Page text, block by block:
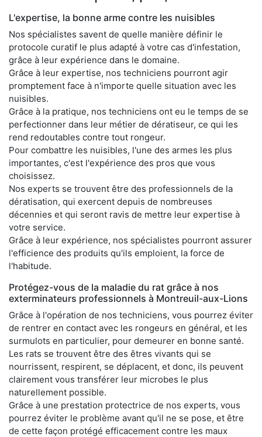
L'expertise, la bonne arme contre les nuisibles
Nos spécialistes savent de quelle manière définir le
protocole curatif le plus adapté à votre cas d'infestation,
grâce à leur expérience dans le domaine.
Grâce à leur expertise, nos techniciens pourront agir
promptement face à n'importe quelle situation avec les
nuisibles.
Grâce à la pratique, nos techniciens ont eu le temps de se
perfectionner dans leur métier de dératiseur, ce qui les
rend redoutables contre tout rongeur.
Pour combattre les nuisibles, l'une des armes les plus
importantes, c'est l'expérience des pros que vous
choisissez.
Nos experts se trouvent être des professionnels de la
dératisation, qui exercent depuis de nombreuses
décennies et qui seront ravis de mettre leur expertise à
votre service.
Grâce à leur expérience, nos spécialistes pourront assurer
l'efficience des produits qu'ils emploient, la force de
l'habitude.
Protégez-vous de la maladie du rat grâce à nos
exterminateurs professionnels à Montreuil-aux-Lions
Grâce à l'opération de nos techniciens, vous pourrez éviter
de rentrer en contact avec les rongeurs en général, et les
surmulots en particulier, pour demeurer en bonne santé.
Les rats se trouvent être des êtres vivants qui se
nourrissent, respirent, se déplacent, et donc, ils peuvent
clairement vous transférer leur microbes le plus
naturellement possible.
Grâce à une prestation protectrice de nos experts, vous
pourrez éviter le problème avant qu'il ne se pose, et être
de cette façon protégé efficacement contre les maux